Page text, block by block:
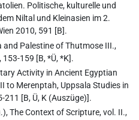
Politische, kulturelle und
Niltal und Kleinasien im 2.
2010, 591 [B].
and Palestine of Thutmose III.,
159 [B, *Ü, *K].
Activity in Ancient Egyptian
to Merenptah, Uppsala Studies in
[B, Ü, K (Auszüge)].
The Context of Scripture, vol. II.,